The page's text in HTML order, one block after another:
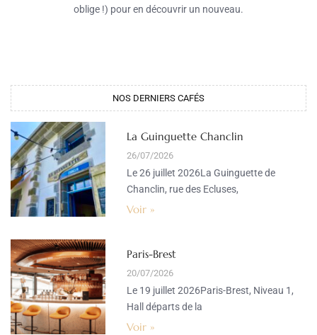
oblige !) pour en découvrir un nouveau.
NOS DERNIERS CAFÉS​
La Guinguette Chanclin
26/07/2026
Le 26 juillet 2026La Guinguette de
Chanclin, rue des Ecluses,
Voir »
Paris-Brest
20/07/2026
Le 19 juillet 2026Paris-Brest, Niveau 1,
Hall départs de la
Voir »